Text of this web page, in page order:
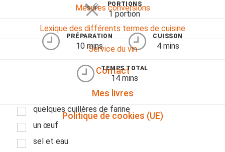
Mesures conversions
Lexique des différents termes de cuisine
Service du vin
Contact
Mes livres
Politique de cookies (UE)
PORTIONS
1 portion
PRÉPARATION
10 mins
CUISSON
4 mins
TEMPS TOTAL
14 mins
quelques cuillères de farine
un œuf
sel et eau